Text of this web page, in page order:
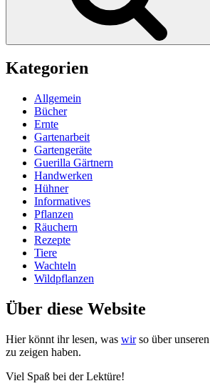
Kategorien
Allgemein
Bücher
Ernte
Gartenarbeit
Gartengeräte
Guerilla Gärtnern
Handwerken
Hühner
Informatives
Pflanzen
Räuchern
Rezepte
Tiere
Wachteln
Wildpflanzen
Über diese Website
Hier könnt ihr lesen, was wirso über
zu zei­gen haben.
Viel Spaß bei der Lektüre!